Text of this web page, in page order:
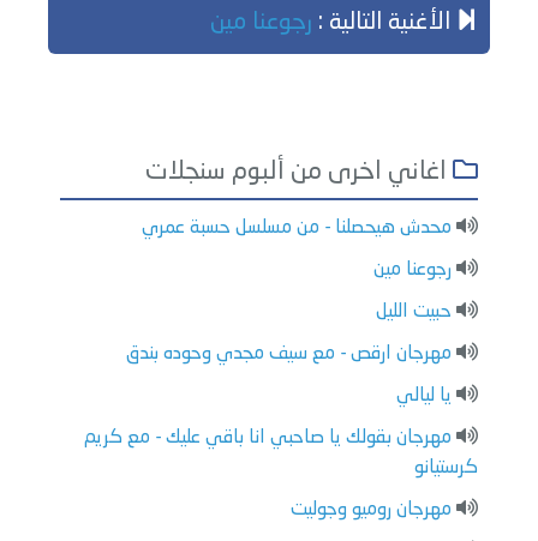
الأغنية التالية : رجوعنا مين
اغاني اخرى من ألبوم سنجلات
محدش هيحصلنا - من مسلسل حسبة عمري
رجوعنا مين
حبيت الليل
مهرجان ارقص - مع سيف مجدي وحوده بندق
يا ليالي
مهرجان بقولك يا صاحبي انا باقي عليك - مع كريم
كرستيانو
مهرجان روميو وجوليت